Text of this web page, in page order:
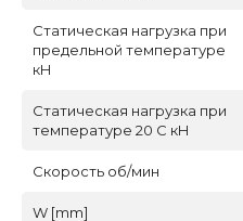
Статическая нагрузка при
предельной температуре
кН
Статическая нагрузка при
температуре 20 С кН
Скорость об/мин
W [mm]